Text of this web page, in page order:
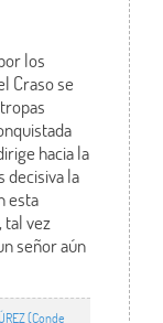
los
Craso se
hacia la
decisiva la
esta
tal vez
señor aún
(Conde